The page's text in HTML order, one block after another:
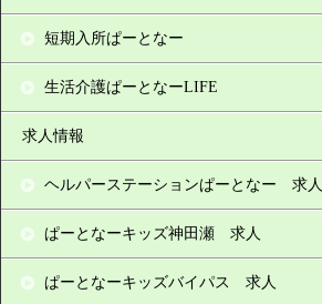
短期入所ぱーとなー
生活介護ぱーとなーLIFE
求人情報
ヘルパーステーションぱーとなー 求人
ぱーとなーキッズ神田瀬 求人
ぱーとなーキッズバイパス 求人